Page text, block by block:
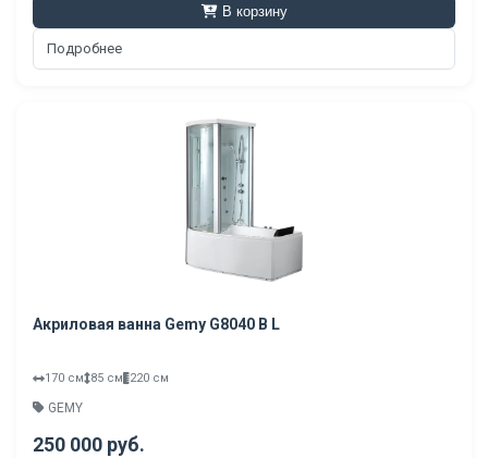
В корзину
Подробнее
Акриловая ванна Gemy G8040 B L
170 см 85 см 220 см
GEMY
250 000 руб.